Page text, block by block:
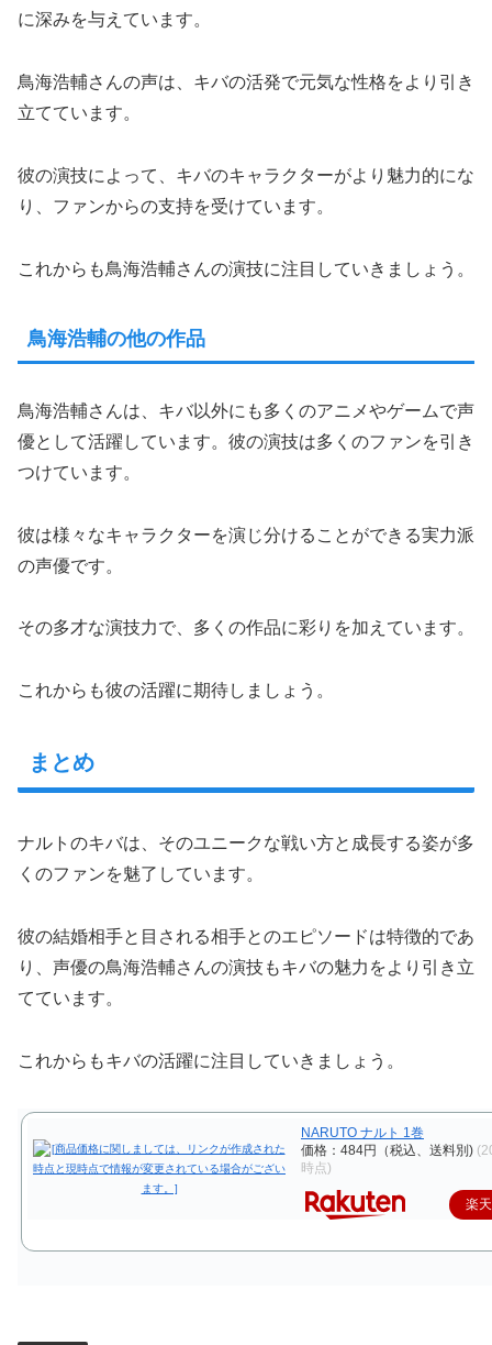
に深みを与えています。
鳥海浩輔さんの声は、キバの活発で元気な性格をより引き
立てています。
彼の演技によって、キバのキャラクターがより魅力的にな
り、ファンからの支持を受けています。
これからも鳥海浩輔さんの演技に注目していきましょう。
鳥海浩輔の他の作品
鳥海浩輔さんは、キバ以外にも多くのアニメやゲームで声
優として活躍しています。彼の演技は多くのファンを引き
つけています。
彼は様々なキャラクターを演じ分けることができる実力派
の声優です。
その多才な演技力で、多くの作品に彩りを加えています。
これからも彼の活躍に期待しましょう。
まとめ
ナルトのキバは、そのユニークな戦い方と成長する姿が多
くのファンを魅了しています。
彼の結婚相手と目される相手とのエピソードは特徴的であ
り、声優の鳥海浩輔さんの演技もキバの魅力をより引き立
てています。
これからもキバの活躍に注目していきましょう。
NARUTO ナルト 1巻
価格：484円（税込、送料別)
時点)
楽